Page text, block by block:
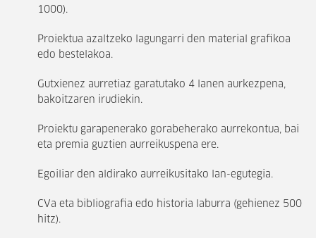
1000).
Proiektua azaltzeko lagungarri den material grafikoa
edo bestelakoa.
Gutxienez aurretiaz garatutako 4 lanen aurkezpena,
bakoitzaren irudiekin.
Proiektu garapenerako gorabeherako aurrekontua, bai
eta premia guztien aurreikuspena ere.
Egoiliar den aldirako aurreikusitako lan-egutegia.
CVa eta bibliografia edo historia laburra (gehienez 500
hitz).